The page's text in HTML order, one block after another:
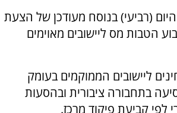
(רביעי) בנוסח מעודכן של הצעת
הטבות מס ליישובים מאוימים
ליישובים הממוקמים בעומק
בתחבורה ציבורית ובהסעות
לפי קביעת פיקוד מרכז.